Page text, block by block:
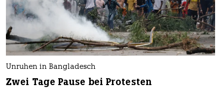
Unruhen in Bangladesch
Zwei Tage Pause bei Protesten